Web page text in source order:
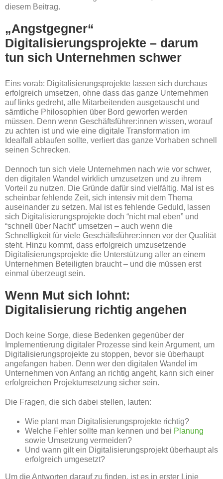
diesem Beitrag.
„Angstgegner“
Digitalisierungsprojekte – darum
tun sich Unternehmen schwer
Eins vorab: Digitalisierungsprojekte lassen sich durchaus
erfolgreich umsetzen, ohne dass das ganze Unternehmen
auf links gedreht, alle Mitarbeitenden ausgetauscht und
sämtliche Philosophien über Bord geworfen werden
müssen. Denn wenn Geschäftsführer:innen wissen, worauf
zu achten ist und wie eine digitale Transformation im
Idealfall ablaufen sollte, verliert das ganze Vorhaben schnell
seinen Schrecken.
Dennoch tun sich viele Unternehmen nach wie vor schwer,
den digitalen Wandel wirklich umzusetzen und zu ihrem
Vorteil zu nutzen. Die Gründe dafür sind vielfältig. Mal ist es
scheinbar fehlende Zeit, sich intensiv mit dem Thema
auseinander zu setzen. Mal ist es fehlende Geduld, lassen
sich Digitalisierungsprojekte doch “nicht mal eben” und
“schnell über Nacht” umsetzen – auch wenn die
Schnelligkeit für viele Geschäftsführer:innen vor der Qualität
steht. Hinzu kommt, dass erfolgreich umzusetzende
Digitalisierungsprojekte die Unterstützung aller an einem
Unternehmen Beteiligten braucht – und die müssen erst
einmal überzeugt sein.
Wenn Mut sich lohnt:
Digitalisierung richtig angehen
Doch keine Sorge, diese Bedenken gegenüber der
Implementierung digitaler Prozesse sind kein Argument, um
Digitalisierungsprojekte zu stoppen, bevor sie überhaupt
angefangen haben. Denn wer den digitalen Wandel im
Unternehmen von Anfang an richtig angeht, kann sich einer
erfolgreichen Projektumsetzung sicher sein.
Die Fragen, die sich dabei stellen, lauten:
Wie plant man Digitalisierungsprojekte richtig?
Welche Fehler sollte man kennen und bei Planung
sowie Umsetzung vermeiden?
Und wann gilt ein Digitalisierungsprojekt überhaupt als
erfolgreich umgesetzt?
Um die Antworten darauf zu finden, ist es in erster Linie